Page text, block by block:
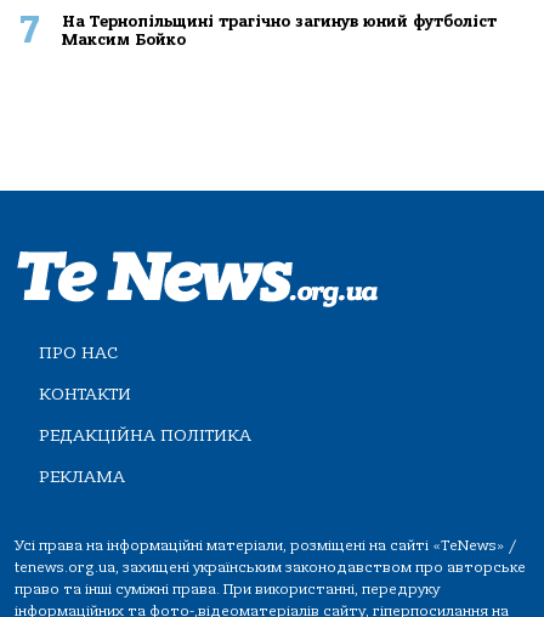
7
На Тернопільщині трагічно загинув юний футболіст
Максим Бойко
ПРО НАС
КОНТАКТИ
РЕДАКЦІЙНА ПОЛІТИКА
РЕКЛАМА
Усі права на інформаційні матеріали, розміщені на сайті «TeNews» /
tenews.org.ua, захищені українським законодавством про авторське
право та інші суміжні права. При використанні, передруку
інформаційних та фото-,відеоматеріалів сайту, гіперпосилання на